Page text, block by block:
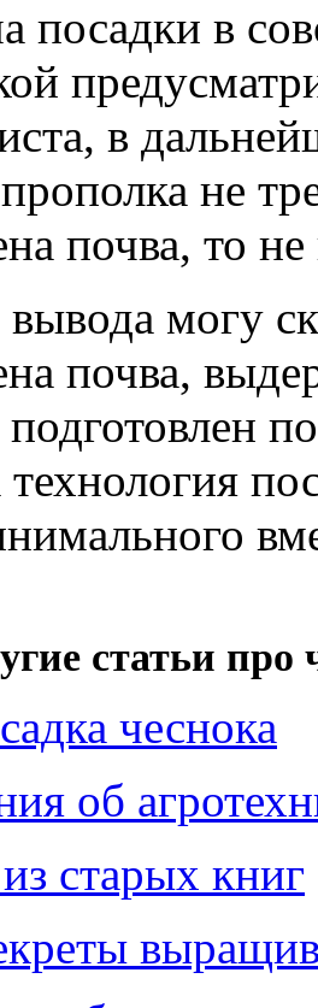
посадки в
в
не
почва, то
вывода могу
почва,
статьи про
чеснока
об
старых книг